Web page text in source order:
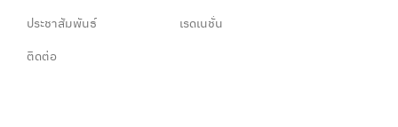
ประชาสัมพันธ์
เรดเนชั่น
ติดต่อ